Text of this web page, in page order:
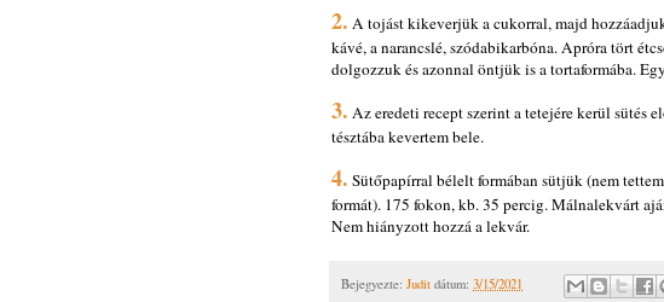
2. A tojást kikeverjük a cukorral, majd
kávé, a narancslé, szódabikarbóna. Apróra tört
dolgozzuk és azonnal öntjük is a tortaformába.
3. Az eredeti recept szerint a tetejére kerül sütés
tésztába kevertem bele.
4. Sütőpapírral bélelt formában sütjük (nem
formát). 175 fokon, kb. 35 percig. Málnalekvárt
Nem hiányzott hozzá a lekvár.
Bejegyezte: Judit dátum: 3/15/2021